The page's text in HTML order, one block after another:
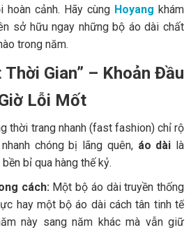
cảnh. Hãy cùng Hoyang khám
sở hữu ngay những bộ áo dài chất
trong năm.
Gian” – Khoản Đầu
Lỗi Mốt
thời trang nhanh (fast fashion) chỉ rộ
chóng bị lãng quên, áo dài là
bỉ qua hàng thế kỷ.
cách:Một bộ áo dài truyền thống
hay một bộ áo dài cách tân tinh tế
này sang năm khác mà vẫn giữ